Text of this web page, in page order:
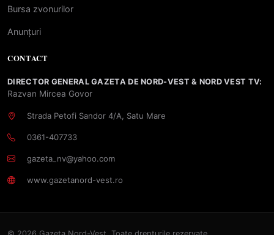
Bursa zvonurilor
Anunțuri
CONTACT
DIRECTOR GENERAL GAZETA DE NORD-VEST & NORD VEST TV:
Razvan Mircea Govor
Strada Petofi Sandor 4/A, Satu Mare
0361-407733
gazeta_nv@yahoo.com
www.gazetanord-vest.ro